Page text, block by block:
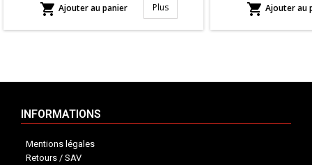
 Ajouter au panier Plus  Ajouter au
INFORMATIONS
Mentions légales
Retours / SAV